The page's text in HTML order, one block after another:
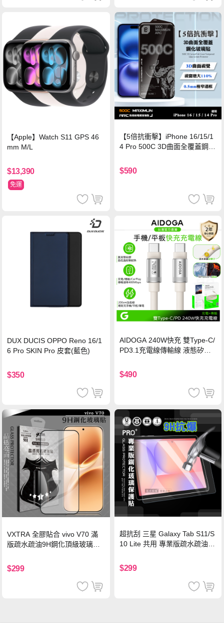
【Apple】Watch S11 GPS 46
mm M/L
$13,390
免運
【5倍抗衝擊】iPhone 16/15/1
4 Pro 500C 3D曲面全覆蓋鋼化
保護貼
$590
DUX DUCIS OPPO Reno 16/1
6 Pro SKIN Pro 皮套(藍色)
$350
AIDOGA 240W快充 雙Type-C/
PD3.1充電線傳輸線 液態矽膠
機/平板/筆電
$490
VXTRA 全膠貼合 vivo V70 滿
版疏水疏油9H鋼化頂級玻璃貼
$299
超抗刮 三星 Galaxy Tab S11/S
10 Lite 共用 專業版疏水疏油9
$299